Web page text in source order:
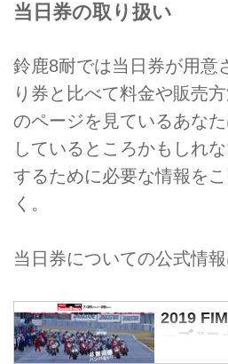
当日券の取り扱い
鈴鹿8耐では当日券が用意
り券と比べて料金や販売
のページを見ているあな
しているところかもしれ
するために必要な情報を
く。
当日券についての公式情報
2019
ーズ "
耐久ロ